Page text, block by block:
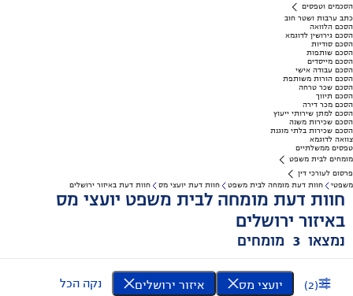
הסכמים וטפסים
כתב ערבות ושטר חוב
הסכם הלוואה
הסכם גירושין לדוגמא
הסכם סודיות
הסכם שותפות
הסכם מייסדים
הסכם עבודה אישי
הסכם הורות משותפת
הסכם שכר טרחה
הסכם תיווך
הסכם מכר דירה
הסכם למתן שירותי ייעוץ
הסכם שכירות משנה
הסכם שכירות בלתי מוגנת
צוואה לדוגמא
טפסים ממשלתיים
מומחים לבית משפט
פרסום לעורכי דין
משפטי
חוות דעת מומחה לבית משפט חוות דעת יועצי מס חוות דעת באיזור ירושלים
חוות דעת מומחה לבית משפט יועצי מס
באיזור ירושלים
נמצאו 3 מומחים
(
2
) יועצי מס איזור ירושלים נקה הכל